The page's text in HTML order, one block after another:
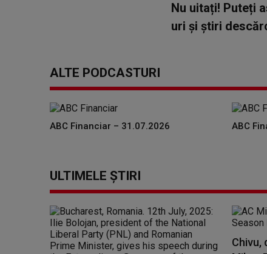
Nu uitați! Puteți
uri și știri
ALTE PODCASTURI
ABC Financiar – 31.07.2026 ABC
ULTIMELE ȘTIRI
Chivu,